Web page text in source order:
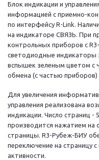
Блок индикации и
информацией с приемно-
по интерфейсу R-Link.
на индикаторе СВЯЗЬ. При
контрольных приборов с
светодиодные индикаторы
вспышек зеленым цветом с
обмена (с частью
Для увеличения
управления реализована
индикации. Число страниц
производится нажатием на
страницы. R3-Рубеж-БИУ
переключение на страницу
активности.